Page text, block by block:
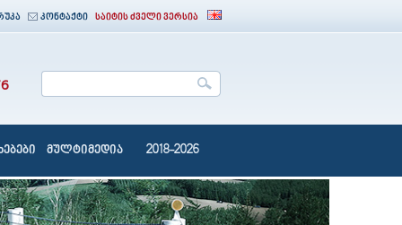
კონტაქტი საიტის ძველი ვერსია
მულტიმედია 2018-2026